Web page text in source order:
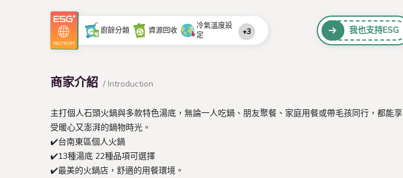
廚餘分類 資源回收
冷氣溫度設
定
+3 我也支持ESG
商家介紹 / Introduction
主打個人石頭火鍋與多款特色湯底，無論一人吃鍋、朋友聚餐、家庭用餐或帶毛孩同行，都能享
受暖心又澎湃的鍋物時光。
✔️台南東區個人火鍋
✔️13種湯底 22種品項可選擇
✔️最美的火鍋店，舒適的用餐環境。